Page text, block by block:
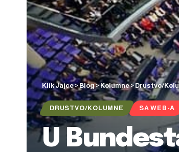
Klik Jajce>Blog>Kolumne>Drustvo/
DRUSTVO/KOLUMNE SA WEB-A
U